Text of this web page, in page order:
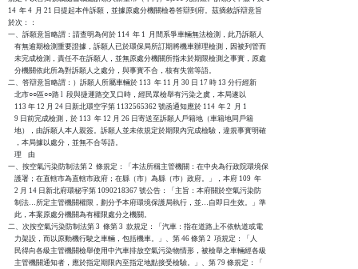
14  年 4  月 21 日提起本件訴願，並據原處分機關檢卷答辯到府。茲摘敘訴辯意旨
於次：：
一、訴願意旨略謂：請查明為何於 114  年 1  月間系爭車輛無法檢測，此乃訴願人
    有無逾期檢測重要證據，訴願人已於環保局所訂期將機車辦理檢測，因被列管而
    未完成檢測，責任不在訴願人，並無原處分機關所指未於期限檢測之事實，原處
    分機關依此所為對訴願人之處分，與事實不合，核有失當等語。
二、答辯意旨略謂：）訴願人所屬車輛於 113  年 11 月 30 日 17 時 13 分行經新
    北市○○區○○路 l  段與捷運路交叉口時，經民眾檢舉有污染之虞，本局遂以
    113 年 12 月 24 日新北環空字第 1132565362 號函通知應於 114  年 2  月 1
    9 日前完成檢測，於 113  年 12 月 26 日寄送至訴願人戶籍地（車籍地同戶籍
    地），由訴願人本人親簽。訴願人並未依規定於期限內完成檢驗，違規事實明確
    ，本局據以處分，並無不合等語。
    理    由
一、按空氣污染防制法第 2  條規定：「本法所稱主管機關：在中央為行政院環境保
    護署；在直轄市為直轄市政府；在縣（市）為縣（巿）政府。」，本府 109  年
    2 月 14 日新北府環秘字第 1090218367 號公告：「主旨：本府關於空氣污染防
    制法…所定主管機關權限，劃分予本府環境保護局執行，並…自即日生效。」準
    此，本案原處分機關為有權限處分之機關。
二、次按空氣污染防制法第 3  條第 3  款規定：「汽車：指在道路上不依軌道或電
    力架設，而以原動機行駛之車輛，包括機車。」、第 46 條第 2  項規定：「人
    民得向各級主管機關檢舉使用中汽車排放空氣污染物情形，被檢舉之車輛經各級
    主管機關通知者，應於指定期限內至指定地點接受檢驗。」、第 79 條規定：「